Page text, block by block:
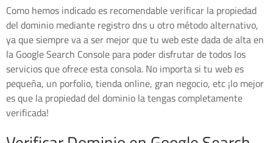
Como hemos indicado es recomendable verificar la propiedad
del dominio mediante registro dns u otro método alternativo,
ya que siempre va a ser mejor que tu web este dada de alta en
la Google Search Console para poder disfrutar de todos los
servicios que ofrece esta consola. No importa si tu web es
pequeña, un porfolio, tienda online, gran negocio, etc ¡lo mejor
es que la propiedad del dominio la tengas completamente
verificada!